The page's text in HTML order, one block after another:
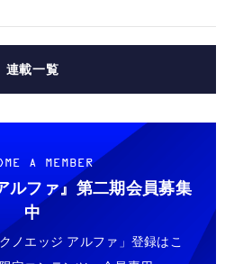
連載一覧
A MEMBER
ルファ』 第二期会員募集
中
ノエッジ アルファ」登録はこ